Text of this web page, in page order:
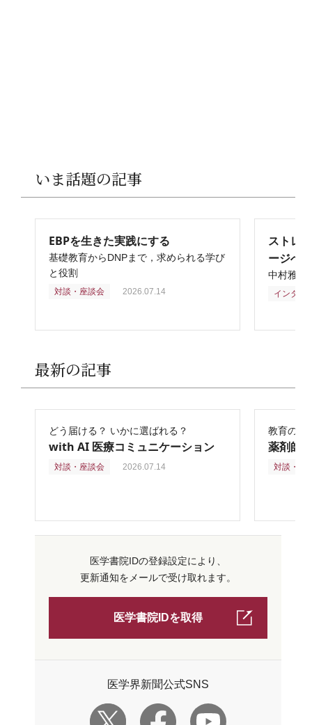
いま話題の記事
EBPを生きた実践にする
基礎教育からDNPまで，求められる学び
と役割
対談・座談会 2026.07.14
ストレ
ージへ
中村雅俊
インタビ
最新の記事
どう届ける？ いかに選ばれる？
with AI 医療コミュニケーション
対談・座談会 2026.07.14
教育の再
薬剤師
対談・座
医学書院IDの登録設定により、
更新通知をメールで受け取れます。
医学書院IDを取得
医学界新聞公式SNS